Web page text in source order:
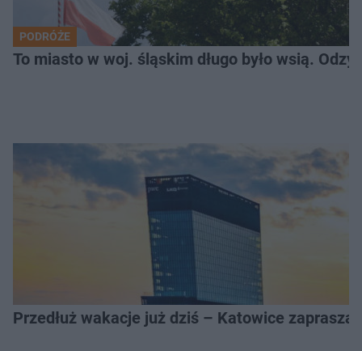
PODRÓŻE
To miasto w woj. śląskim długo było wsią.
Przedłuż wakacje już dziś – Katowice